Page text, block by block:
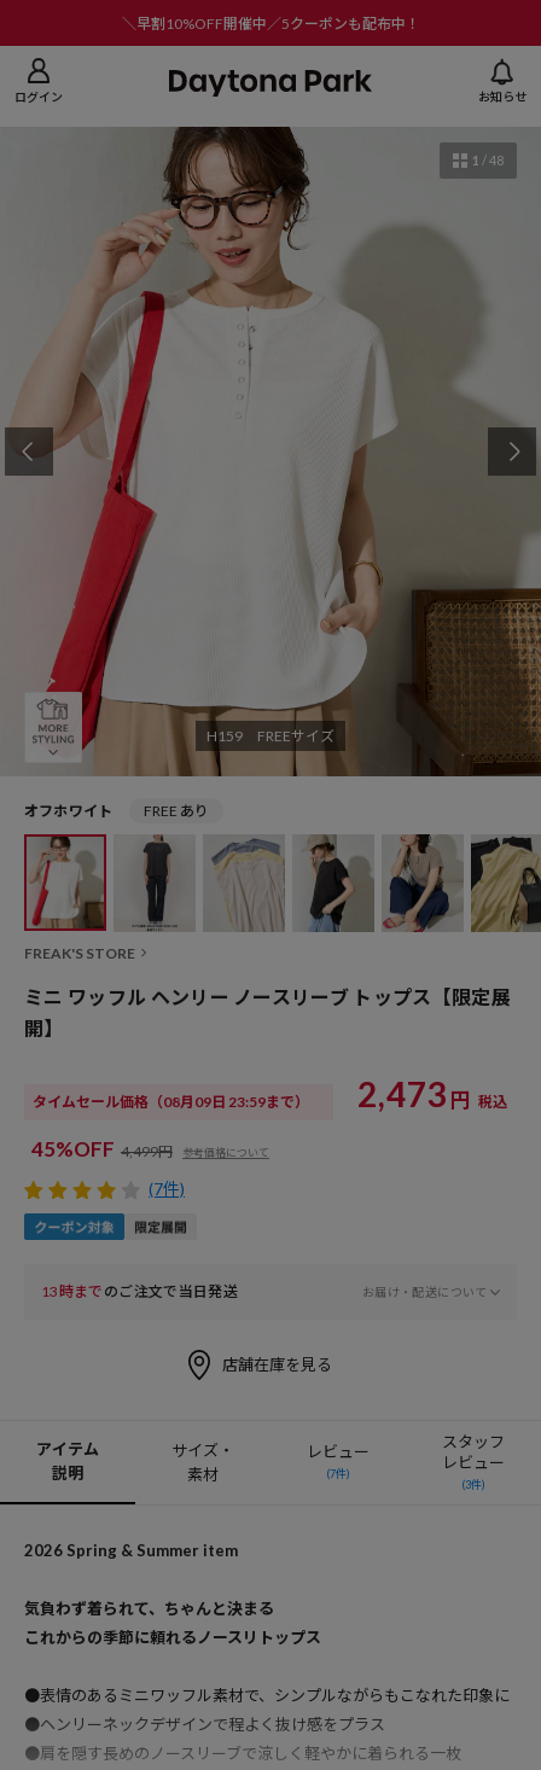
＼早割10%OFF開催中／5クーポンも配布中！
ログイン お知らせ
H159 FREEサイズ
1 /48
オフホワイト FREE あり
FREAK'S STORE
ミニ ワッフル ヘンリー ノースリーブ トップス【限定展
開】
タイムセール価格 （08月09日 23:59まで） 2,473 円 税込
45%OFF 4,499円 参考価格について
(7件)
13時まで のご注文で当日発送 お届け・配送について
店舗在庫を見る
アイテム
説明
サイズ・
素材
レビュー
(7件)
スタッフ
レビュー
(3件)
2026 Spring & Summer item
気負わず着られて、ちゃんと決まる
これからの季節に頼れるノースリトップス
●表情のあるミニワッフル素材で、シンプルながらもこなれた印象に
●ヘンリーネックデザインで程よく抜け感をプラス
●肩を隠す長めのノースリーブで涼しく軽やかに着られる一枚